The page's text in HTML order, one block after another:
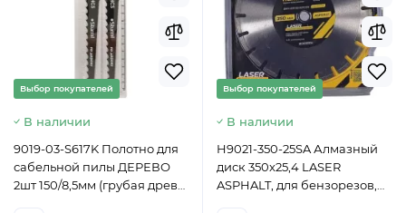
Выбор покупателей
В наличии
9019-03-S617K Полотно для
сабельной пилы ДЕРЕВО
2шт 150/8,5мм (грубая древ
Выбор покупателей
В наличии
H9021-350-25SA Алмазный
диск 350x25,4 LASER
ASPHALT, для бензорезов,